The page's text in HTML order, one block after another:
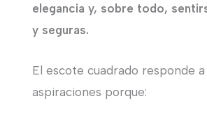
elegancia y, sobre todo,
y seguras.
El escote cuadrado responde
aspiraciones porque: